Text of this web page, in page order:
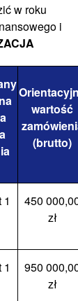
w roku
i
wartość
(brutto)
450
zł
950
zł